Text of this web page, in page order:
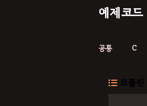
예제코드
공통 C
코틀린